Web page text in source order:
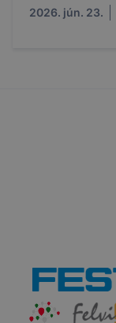
2026. jún. 23.